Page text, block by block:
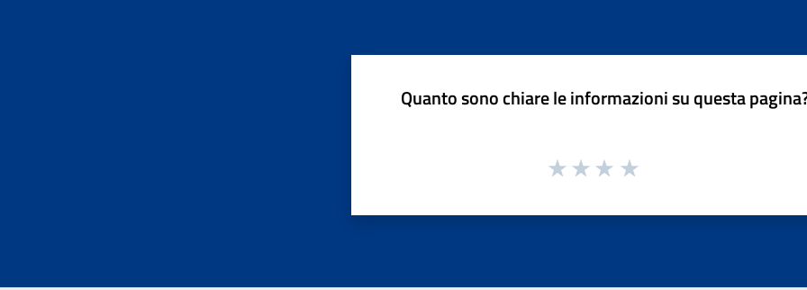
Quanto sono chiare le informazioni su questa